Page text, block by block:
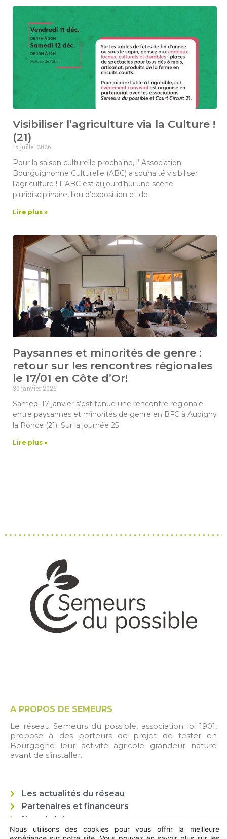
Visibiliser l’agriculture via la Culture !
(21)
15 juillet 2026
Pour la saison culturelle prochaine, l’ Association
Bourguignonne Culturelle (ABC) a souhaité visibiliser
l’agriculture ! L’ABC est aujourd’hui une scène
pluridisciplinaire, lieu d’exposition et de
Lire plus »
Paysannes et minorités de genre :
retour sur les rencontres régionales
le 17/01 en Côte d’Or!
30 janvier 2026
Samedi 17 janvier s’est tenue une rencontre régionale
entre paysannes et minorités de genre en BFC à Aubigny
la Ronce (21). Sur la journée 25
Lire plus »
A PROPOS DE SEMEURS
Le réseau Semeurs du possible, association loi 1901,
propose à des porteurs de projet de tester en
Bourgogne leur activité agricole grandeur nature
avant de s’installer.
Les actualités du réseau
Partenaires et financeurs
Nos statuts
Mentions légales / CGU
Nous utilisons des cookies pour vous offrir la meilleure